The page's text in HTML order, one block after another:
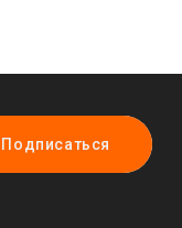
Подписаться